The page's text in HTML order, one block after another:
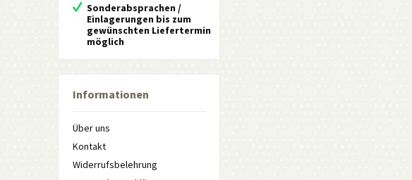
Sonderabsprachen /
Einlagerungen bis zum
gewünschten Liefertermin
möglich
Informationen
Über uns
Kontakt
Widerrufsbelehrung